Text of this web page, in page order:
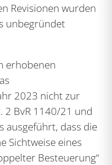
Revisionen wurden
unbegründet
erhobenen
2023 nicht zur
2 BvR 1140/21 und
ausgeführt, dass die
Sichtweise eines
Besteuerung“